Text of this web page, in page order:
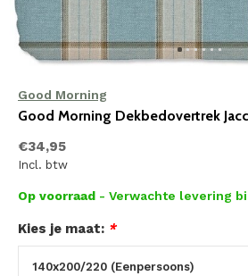
Good Morning
Good Morning Dekbedovertrek
€34,95
Incl. btw
Op voorraad - Verwachte levering
Kies je maat: *